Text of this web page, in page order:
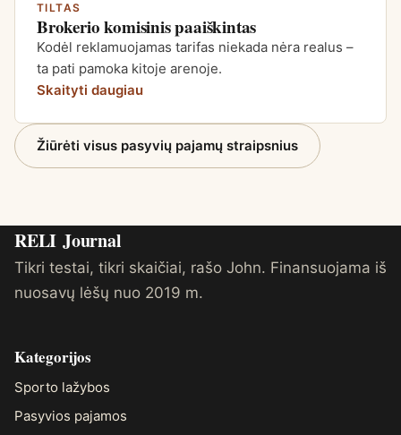
TILTAS
Brokerio komisinis paaiškintas
Kodėl reklamuojamas tarifas niekada nėra realus –
ta pati pamoka kitoje arenoje.
Skaityti daugiau
Žiūrėti visus pasyvių pajamų straipsnius
RELI Journal
Tikri testai, tikri skaičiai, rašo John. Finansuojama iš
nuosavų lėšų nuo 2019 m.
Kategorijos
Sporto lažybos
Pasyvios pajamos